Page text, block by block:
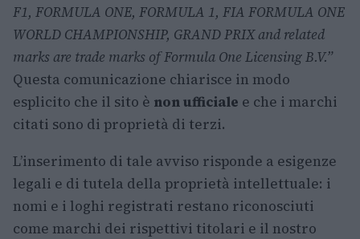
F1, FORMULA ONE, FORMULA 1, FIA FORMULA ONE
WORLD CHAMPIONSHIP, GRAND PRIX and related
marks are trade marks of Formula One Licensing B.V.”
Questa comunicazione chiarisce in modo
esplicito che il sito è non ufficiale e che i marchi
citati sono di proprietà di terzi.
L’inserimento di tale avviso risponde a esigenze
legali e di tutela della proprietà intellettuale: i
nomi e i loghi registrati restano riconosciuti
come marchi dei rispettivi titolari e il nostro